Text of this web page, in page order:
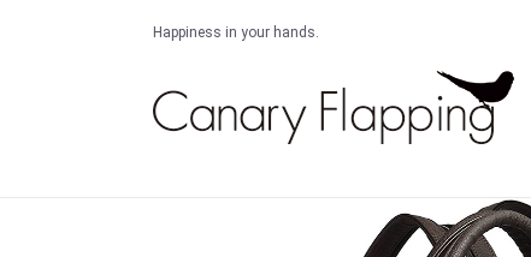
Happiness in your hands.